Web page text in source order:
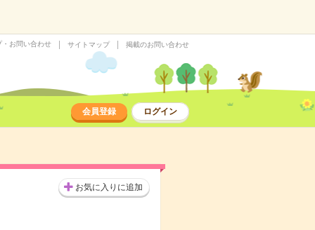
・お問い合わせ サイトマップ 掲載のお問い合わせ
会員登録 ログイン
お気に入りに追加